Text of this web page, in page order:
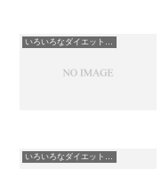
いろいろなダイエット方法